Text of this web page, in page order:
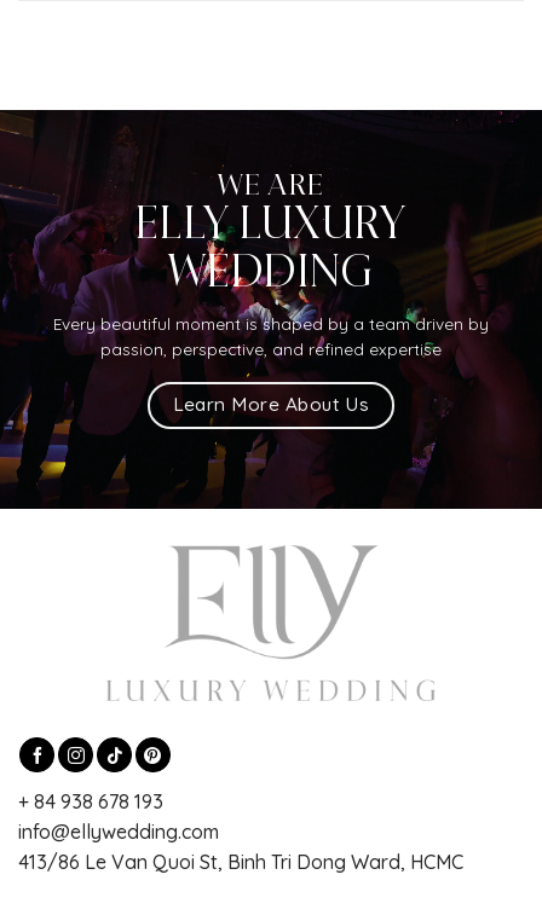
WE ARE
ELLY LUXURY
WEDDING
Every beautiful moment is shaped by a team driven by
passion, perspective, and refined expertise
Learn More About Us
+ 84 938 678 193
info@ellywedding.com
413/86 Le Van Quoi St, Binh Tri Dong Ward, HCMC